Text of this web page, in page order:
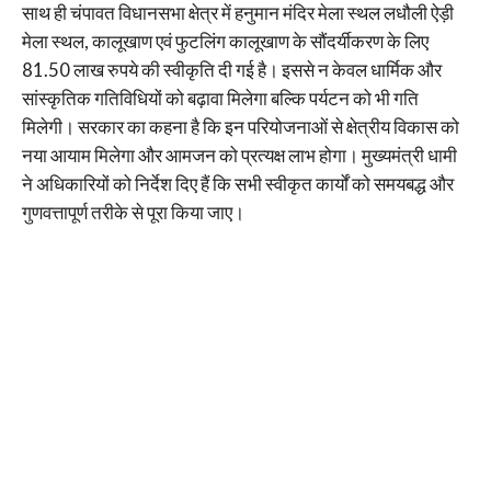
साथ ही चंपावत विधानसभा क्षेत्र में हनुमान मंदिर मेला स्थल लधौली ऐड़ी
मेला स्थल, कालूखाण एवं फुटलिंग कालूखाण के सौंदर्यीकरण के लिए
81.50 लाख रुपये की स्वीकृति दी गई है। इससे न केवल धार्मिक और
सांस्कृतिक गतिविधियों को बढ़ावा मिलेगा बल्कि पर्यटन को भी गति
मिलेगी। सरकार का कहना है कि इन परियोजनाओं से क्षेत्रीय विकास को
नया आयाम मिलेगा और आमजन को प्रत्यक्ष लाभ होगा। मुख्यमंत्री धामी
ने अधिकारियों को निर्देश दिए हैं कि सभी स्वीकृत कार्यों को समयबद्ध और
गुणवत्तापूर्ण तरीके से पूरा किया जाए।